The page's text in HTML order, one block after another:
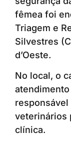
fêmea foi
Triagem e
Silvestres
d’Oeste.
No local, o
responsável
veterinários
clínica.